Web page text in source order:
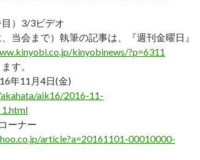
目）3/3ビデオ
当会まで）執筆の記事は、『週刊金曜日』
kinyobinews/?p=6311
す。
年11月4日(金)
aik16/2016-11-
ーナー
article?a=20161101-00010000-